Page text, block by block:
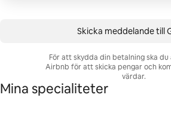
Skicka meddelande till
För att skydda din betalning ska
Airbnb för att skicka pengar och
värdar.
Mina specialiteter